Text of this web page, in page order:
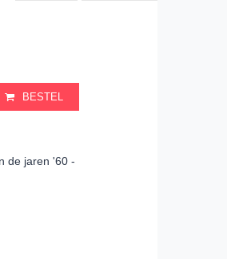
BESTEL
de jaren '60 -